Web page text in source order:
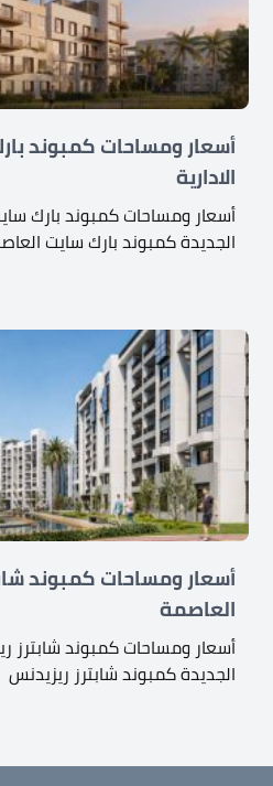
أسعار ومساحات كمبوند
الادارية
أسعار ومساحات كمبوند بارك
الجديدة كمبوند بارك سايت
أسعار ومساحات كمبوند
العاصمة
أسعار ومساحات كمبوند شابترز
الجديدة كمبوند شابترز ريزيدنس